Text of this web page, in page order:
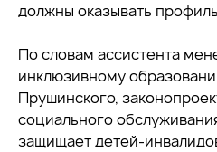
должны оказывать
По словам ассистента
инклюзивному
Прушинского,
социального
защищает детей-